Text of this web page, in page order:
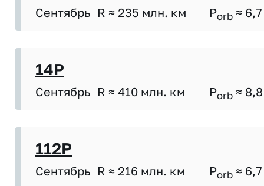
Сентябрь R ≈ 235 млн. км Porb ≈ 6,7
14P
Сентябрь R ≈ 410 млн. км Porb ≈ 8,8
112P
Сентябрь R ≈ 216 млн. км Porb ≈ 6,7